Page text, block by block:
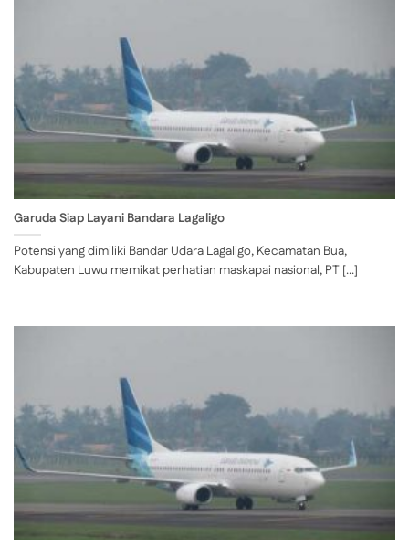
Garuda Siap Layani Bandara Lagaligo
Potensi yang dimiliki Bandar Udara Lagaligo, Kecamatan Bua,
Kabupaten Luwu memikat perhatian maskapai nasional, PT [...]